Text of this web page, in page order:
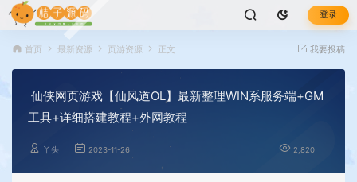
登录
首页 最新资源 页游资源 正文 我要投稿
仙侠网页游戏【仙风道OL】最新整理WIN系服务端+GM
工具+详细搭建教程+外网教程
丫头 2023-11-26 2,820